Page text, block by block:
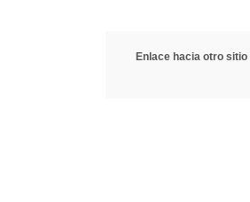
Enlace hacia otro sitio